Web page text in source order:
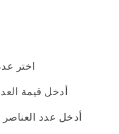
اختر
أدخل قيمة
أدخل عدد العناصر